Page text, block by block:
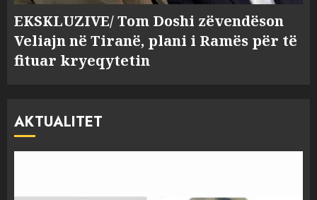
EKSKLUZIVE/ Tom Doshi zëvendëson
Veliajn në Tiranë, plani i Ramës për të
fituar kryeqytetin
AKTUALITET